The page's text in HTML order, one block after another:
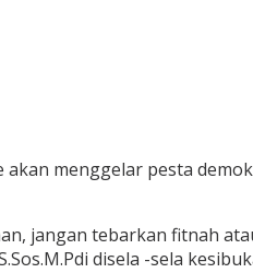
menggelar pesta
jangan tebarkan fitnah
disela -sela